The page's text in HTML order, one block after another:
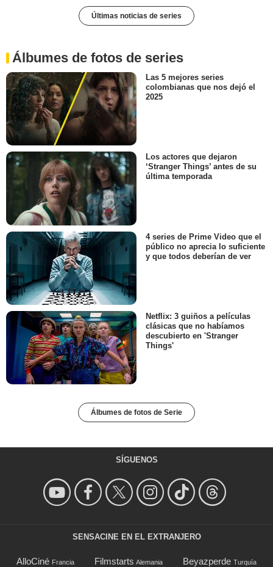
Últimas noticias de series
Álbumes de fotos de series
Las 5 mejores series
colombianas que nos dejó el
2025
Los actores que dejaron
‘Stranger Things’ antes de su
última temporada
4 series de Prime Video que el
público no aprecia lo suficiente
y que todos deberían de ver
Netflix: 3 guiños a películas
clásicas que no habíamos
descubierto en 'Stranger
Things'
Álbumes de fotos de Serie
SÍGUENOS
SENSACINE EN EL EXTRANJERO
AlloCiné Francia Filmstarts Alemania Beyazperde Turquía